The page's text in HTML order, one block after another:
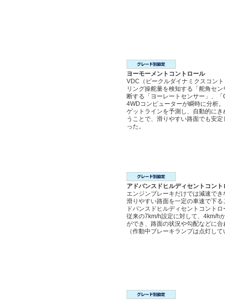
ヨーモーメントコントロール
VDC（ビークルダイナミクスコン
リング操舵量を検知する「舵角セ
断する「ヨーレートセンサー」、
4WDコンピューターが瞬時に分析
ゲットラインを予測し、自動的に
うことで、滑りやすい路面でも安
った。
アドバンスドヒルディセントコン
エンジンブレーキだけでは減速で
滑りやすい路面を一定の車速で下
ドバンスドヒルディセントコント
従来の7km/h設定に対して、4km/h
ができ、路面の状況や勾配などに
（作動中ブレーキランプは点灯し